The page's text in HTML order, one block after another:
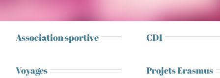
Association sportive CDI
Voyages Projets Erasmus